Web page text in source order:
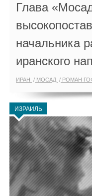
Глава
начальника
иранского
ИРАН МОСАД РОМАН
ИЗРАИЛЬ